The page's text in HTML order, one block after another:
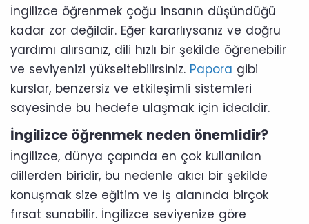
İngilizce öğrenmek çoğu insanın düşündüğü
kadar zor değildir. Eğer kararlıysanız ve doğru
yardımı alırsanız, dili hızlı bir şekilde öğrenebilir
ve seviyenizi yükseltebilirsiniz. Papora gibi
kurslar, benzersiz ve etkileşimli sistemleri
sayesinde bu hedefe ulaşmak için idealdir.
İngilizce öğrenmek neden önemlidir?
İngilizce, dünya çapında en çok kullanılan
dillerden biridir, bu nedenle akıcı bir şekilde
konuşmak size eğitim ve iş alanında birçok
fırsat sunabilir. İngilizce seviyenize göre